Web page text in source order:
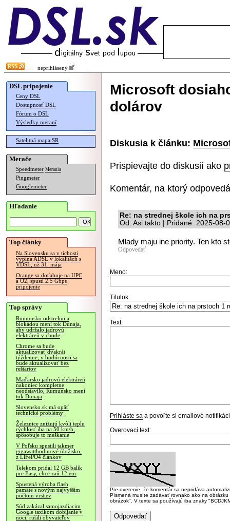
neprihlásený
DSL pripojenie
Ceny DSL
Dostupnosť DSL
Fórum o DSL
Výsledky meraní
Satelitná mapa SR
Merače
Speedmeter Merania
Pingmeter
Googlemeter
Hľadanie
Top články
Na Slovensku sa v tichosti
vypína ADSL v lokalitách s
VDSL, už 31. mája
Orange sa doťahuje na UPC
a O2, spustí 2.5 Gbps
pripojenie
Top správy
Rumunsko odstrelmi a
blokádou mení tok Dunaja,
aby udržalo jadrovú
elektráreň v chode
Chrome sa bude
aktualizovať dvakrát
týždenne, v budúcnosti sa
bude aktualizovať bez
reštartov
Maďarsko jadrovú elektráreň
nakoniec kompletne
neodstavilo, Rumunsko mení
tok Dunaja
Slovensko.sk má opäť
technické problémy
Železnice znižujú kvôli teplu
rýchlosť iba na 50 km/h,
spôsobuje to meškanie
V Poľsku spustili takmer
gigawatthodinové úložisko,
z LiFePO4 článkov
Telekom pridal 12 GB balík
pre Easy, chce zaň 12 eur
Spustená výroba flash
pamäte s novým najvyšším
počtom vrstiev
Súd zakázal samojazdiacim
Google taxíkom dobíjanie v
noci, rušili obyvateľov
Microsoft
dolárov
Diskusia k článku:
Prispievajte do diskusií ako
Komentár, na ktorý
Re: na strednej škole ich na
Od: Asi takto | Pridané: 2025-08-
Mlady maju ine priority. Ten kto
Odpovedať
Meno:
Titulok:
Text:
Prihláste sa a povoľte si emailové
Overovací text:
Pre overenie, že komentár sa nepridáva
Písmená musíte zadávať rovnako ako na
obrázok". V texte sa používajú iba znaky